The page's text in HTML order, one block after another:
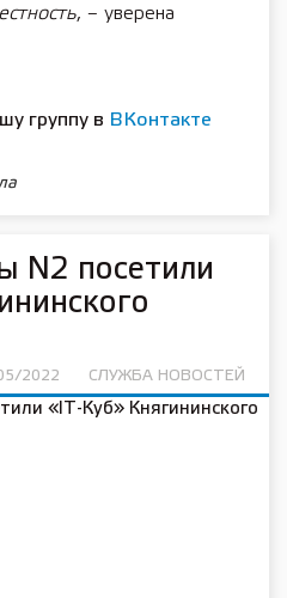
, – уверена
группу в ВКонтакте
N2 посетили
2022 СЛУЖБА НОВОСТЕЙ